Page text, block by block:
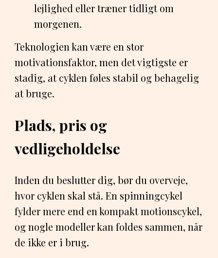
lejlighed eller træner tidligt om
morgenen.
Teknologien kan være en stor
motivationsfaktor, men det vigtigste er
stadig, at cyklen føles stabil og behagelig
at bruge.
Plads, pris og
vedligeholdelse
Inden du beslutter dig, bør du overveje,
hvor cyklen skal stå. En spinningcykel
fylder mere end en kompakt motionscykel,
og nogle modeller kan foldes sammen, når
de ikke er i brug.